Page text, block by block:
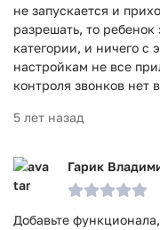
не запускается и
разрешать, то
категории, и ничего с
настройкам не все
контроля звонков нет
5 лет назад
Гарик
Добавьте